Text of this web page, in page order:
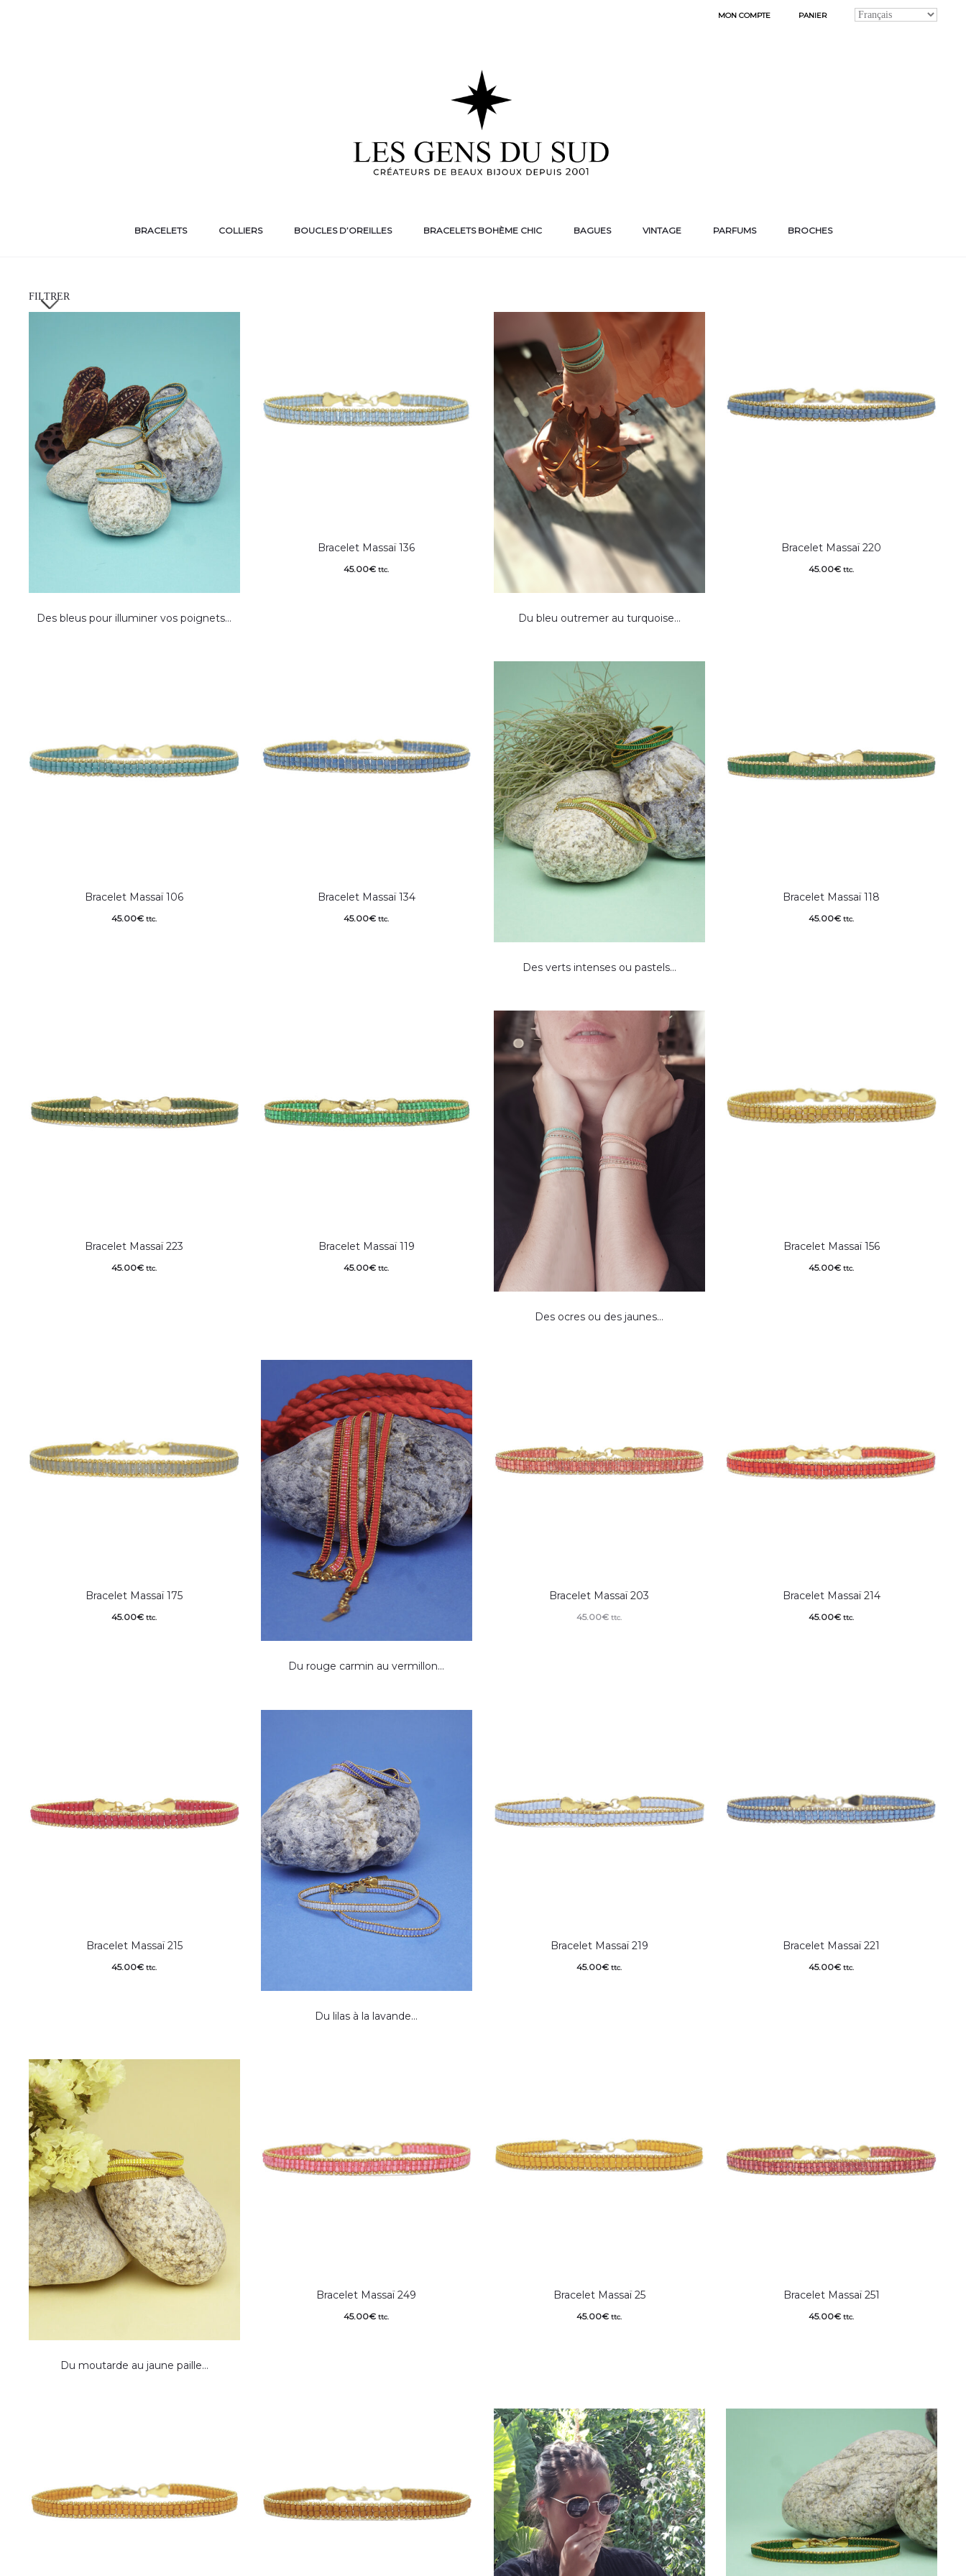
MON COMPTE PANIER
BRACELETS COLLIERS BOUCLES D’OREILLES BRACELETS BOHÈME CHIC BAGUES VINTAGE PARFUMS BROCHES
FILTRER
Des bleus pour illuminer vos poignets…
Bracelet Massaï 136
45.00€ ttc.
Du bleu outremer au turquoise…
Bracelet Massaï 220
45.00€ ttc.
Bracelet Massaï 106
45.00€ ttc.
Bracelet Massaï 134
45.00€ ttc.
Des verts intenses ou pastels…
Bracelet Massaï 118
45.00€ ttc.
Bracelet Massaï 223
45.00€ ttc.
Bracelet Massaï 119
45.00€ ttc.
Des ocres ou des jaunes…
Bracelet Massaï 156
45.00€ ttc.
Bracelet Massaï 175
45.00€ ttc.
Du rouge carmin au vermillon…
Bracelet Massaï 203
45.00€ ttc.
Bracelet Massaï 214
45.00€ ttc.
Bracelet Massaï 215
45.00€ ttc.
Du lilas à la lavande…
Bracelet Massaï 219
45.00€ ttc.
Bracelet Massaï 221
45.00€ ttc.
Du moutarde au jaune paille…
Bracelet Massaï 249
45.00€ ttc.
Bracelet Massaï 25
45.00€ ttc.
Bracelet Massaï 251
45.00€ ttc.